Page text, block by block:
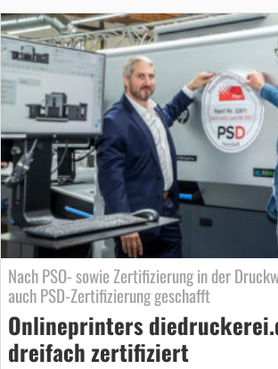
Nach PSO- sowie Zertifizierung in der
auch PSD-Zertifizierung geschafft
Onlineprinters
dreifach zertifiziert